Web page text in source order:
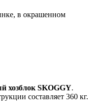
в окрашенном
хозблок SKOGGY.
составляет 360 кг.